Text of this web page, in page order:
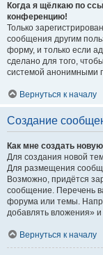
Когда я щёлкаю по
конференцию!
Только
сообщения другим
форму, и только если
сделано для того,
системой анонимными
Вернуться к началу
Создание
Как мне создать
Для создания новой
Для размещения
Возможно, придётся
сообщение. Перечень
форума или темы.
добавлять вложения» и
Вернуться к началу